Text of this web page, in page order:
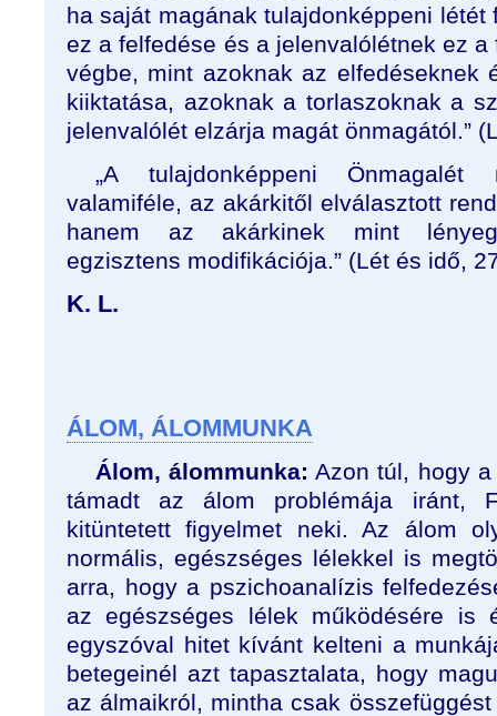
ha saját magának tulajdonképpeni létét
ez a felfedése és a jelenvalólétnek ez
végbe, mint azoknak az elfedéseknek
kiiktatása, azoknak a torlaszoknak a
jelenvalólét elzárja magát önmagától.”
„A tulajdonképpeni
valamiféle, az akárkitől elválasztott
hanem az akárkinek mint
egzisztens modifikációja.” (Lét és idő,
K. L.
ÁLOM, ÁLOMMUNKA
Álom, álommunka: Azon túl, hogy
támadt az álom problémája iránt,
kitüntetett figyelmet neki. Az álom
normális, egészséges lélekkel is
arra, hogy a pszichoanalízis
az egészséges lélek működésére is
egyszóval hitet kívánt kelteni a
betegeinél azt tapasztalata, hogy
az álmaikról, mintha csak